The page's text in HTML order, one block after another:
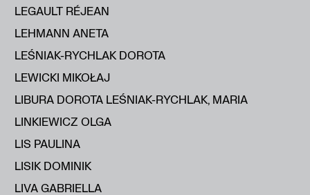
LEGAULT RÉJEAN
LEHMANN ANETA
LEŚNIAK-RYCHLAK DOROTA
LEWICKI MIKOŁAJ
LIBURA DOROTA LEŚNIAK-RYCHLAK, MARIA
LINKIEWICZ OLGA
LIS PAULINA
LISIK DOMINIK
LIVA GABRIELLA